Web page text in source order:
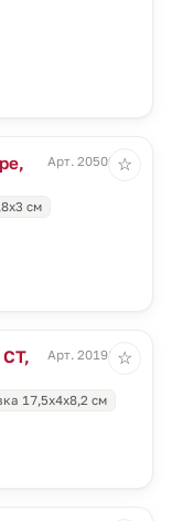
Арт. 20509.20
см
☆
Арт. 20198.30
17,5х4х8,2 см
☆